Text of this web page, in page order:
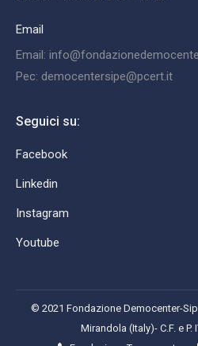
Email
Email:
Pec: democentersipe@pcert.it
Seguici su:
Facebook
Linkedin
Instagram
Youtube
© 2021 Fondazione Democenter-
Mirandola (Italy)- C.F. e P.